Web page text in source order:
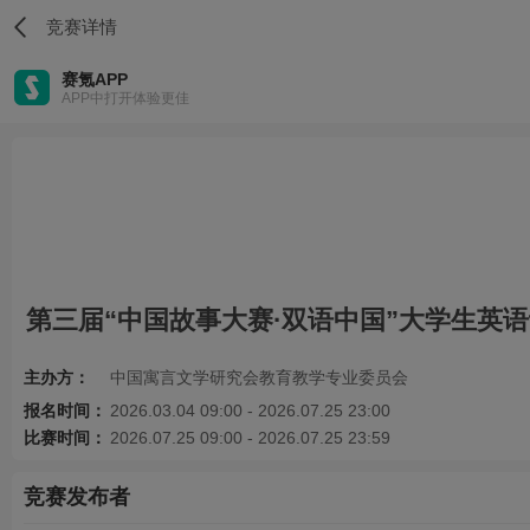
竞赛详情
赛氪APP
APP中打开体验更佳
第三届“中国故事大赛·双语中国”大学生英
主办方：
中国寓言文学研究会教育教学专业委员会
报名时间： 2026.03.04 09:00 - 2026.07.25 23:00
比赛时间： 2026.07.25 09:00 - 2026.07.25 23:59
竞赛发布者